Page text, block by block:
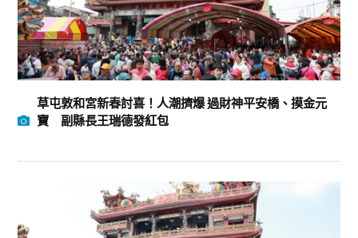
草屯敦和宮新春討喜！人潮擠爆 過財神平安橋、摸金元
寶 副縣長王瑞德發紅包